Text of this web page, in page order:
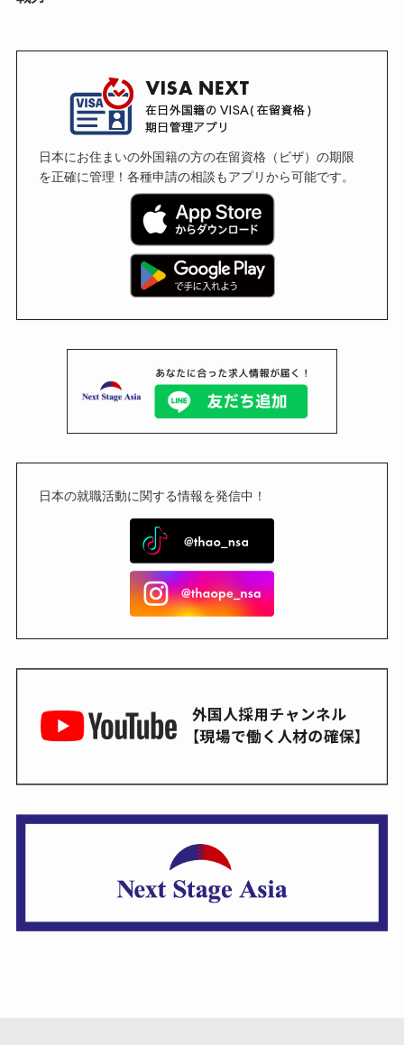
日本にお住まいの外国籍の方の在留資格（ビザ）の期限
を正確に管理！各種申請の相談もアプリから可能です。
日本の就職活動に関する情報を発信中！